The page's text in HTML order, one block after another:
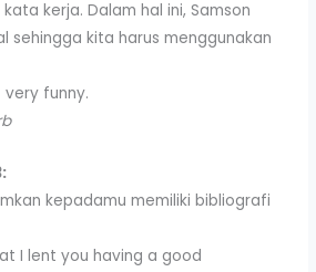
kerja. Dalam hal ini, Samson
sehingga kita harus menggunakan
funny.
kepadamu memiliki bibliografi
I lent you having a good